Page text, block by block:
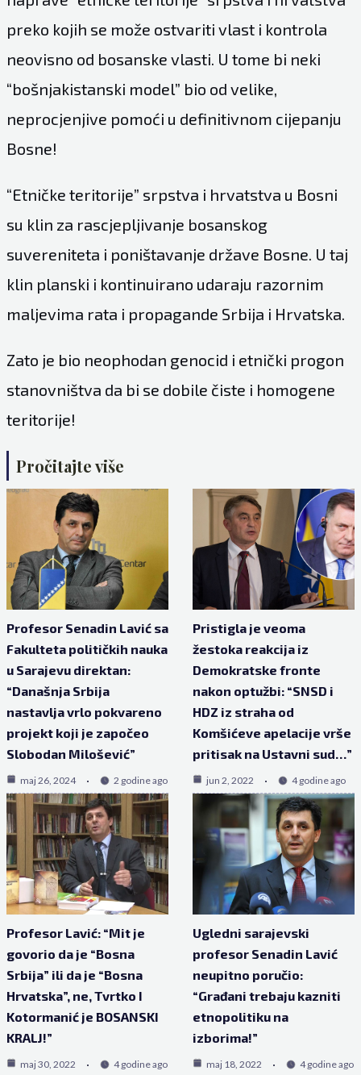
preko kojih se može ostvariti vlast i kontrola
neovisno od bosanske vlasti. U tome bi neki
“bošnjakistanski model” bio od velike,
neprocjenjive pomoći u definitivnom cijepanju
Bosne!
“Etničke teritorije” srpstva i hrvatstva u Bosni
su klin za rascjepljivanje bosanskog
suvereniteta i poništavanje države Bosne. U taj
klin planski i kontinuirano udaraju razornim
maljevima rata i propagande Srbija i Hrvatska.
Zato je bio neophodan genocid i etnički progon
stanovništva da bi se dobile čiste i homogene
teritorije!
Pročitajte više
Profesor Senadin Lavić sa
Fakulteta političkih nauka
u Sarajevu direktan:
“Današnja Srbija
nastavlja vrlo pokvareno
projekt koji je započeo
Slobodan Milošević”
maj 26, 2024 2 godine ago
Pristigla je veoma
žestoka reakcija iz
Demokratske fronte
nakon optužbi: “SNSD i
HDZ iz straha od
Komšićeve apelacije vrše
pritisak na Ustavni sud…”
jun 2, 2022 4 godine ago
Profesor Lavić: “Mit je
govorio da je “Bosna
Srbija” ili da je “Bosna
Hrvatska”, ne, Tvrtko I
Kotormanić je BOSANSKI
KRALJ!”
maj 30, 2022 4 godine ago
Ugledni sarajevski
profesor Senadin Lavić
neupitno poručio:
“Građani trebaju kazniti
etnopolitiku na
izborima!”
maj 18, 2022 4 godine ago